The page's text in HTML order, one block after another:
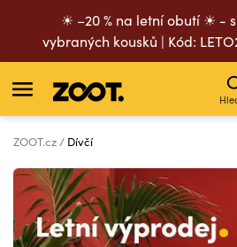
☀ –20 % na letní obutí ☀ -
vybraných kousků | Kód:
ZOOT.cz Dívčí